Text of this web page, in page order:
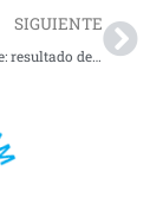
SIGUIENTE
Chontico Noche: resultado del último sorteo del martes 29 de abril de 2025